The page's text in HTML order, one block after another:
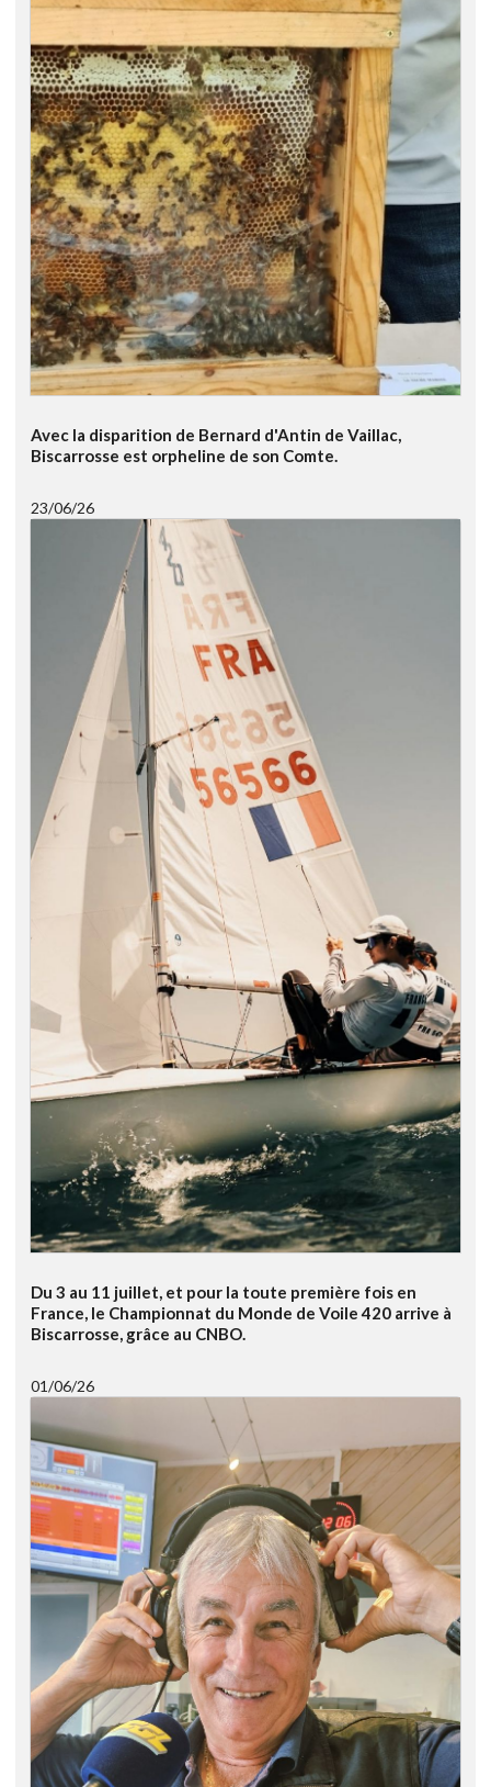
Avec la disparition de Bernard d'Antin de Vaillac,
Biscarrosse est orpheline de son Comte.
23/06/26
Du 3 au 11 juillet, et pour la toute première fois en
France, le Championnat du Monde de Voile 420 arrive à
Biscarrosse, grâce au CNBO.
01/06/26